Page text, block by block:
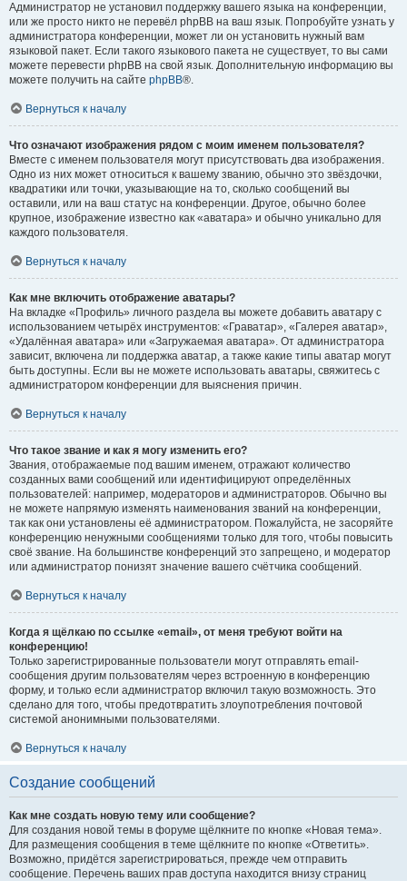
Администратор не установил поддержку вашего языка на конференции,
или же просто никто не перевёл phpBB на ваш язык. Попробуйте узнать у
администратора конференции, может ли он установить нужный вам
языковой пакет. Если такого языкового пакета не существует, то вы сами
можете перевести phpBB на свой язык. Дополнительную информацию вы
можете получить на сайте phpBB®.
Вернуться к началу
Что означают изображения рядом с моим именем пользователя?
Вместе с именем пользователя могут присутствовать два изображения.
Одно из них может относиться к вашему званию, обычно это звёздочки,
квадратики или точки, указывающие на то, сколько сообщений вы
оставили, или на ваш статус на конференции. Другое, обычно более
крупное, изображение известно как «аватара» и обычно уникально для
каждого пользователя.
Вернуться к началу
Как мне включить отображение аватары?
На вкладке «Профиль» личного раздела вы можете добавить аватару с
использованием четырёх инструментов: «Граватар», «Галерея аватар»,
«Удалённая аватара» или «Загружаемая аватара». От администратора
зависит, включена ли поддержка аватар, а также какие типы аватар могут
быть доступны. Если вы не можете использовать аватары, свяжитесь с
администратором конференции для выяснения причин.
Вернуться к началу
Что такое звание и как я могу изменить его?
Звания, отображаемые под вашим именем, отражают количество
созданных вами сообщений или идентифицируют определённых
пользователей: например, модераторов и администраторов. Обычно вы
не можете напрямую изменять наименования званий на конференции,
так как они установлены её администратором. Пожалуйста, не засоряйте
конференцию ненужными сообщениями только для того, чтобы повысить
своё звание. На большинстве конференций это запрещено, и модератор
или администратор понизят значение вашего счётчика сообщений.
Вернуться к началу
Когда я щёлкаю по ссылке «email», от меня требуют войти на
конференцию!
Только зарегистрированные пользователи могут отправлять email-
сообщения другим пользователям через встроенную в конференцию
форму, и только если администратор включил такую возможность. Это
сделано для того, чтобы предотвратить злоупотребления почтовой
системой анонимными пользователями.
Вернуться к началу
Создание сообщений
Как мне создать новую тему или сообщение?
Для создания новой темы в форуме щёлкните по кнопке «Новая тема».
Для размещения сообщения в теме щёлкните по кнопке «Ответить».
Возможно, придётся зарегистрироваться, прежде чем отправить
сообщение. Перечень ваших прав доступа находится внизу страниц